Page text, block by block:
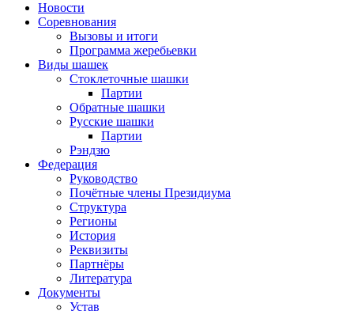
Новости
Соревнования
Вызовы и итоги
Программа жеребьевки
Виды шашек
Стоклеточные шашки
Партии
Обратные шашки
Русские шашки
Партии
Рэндзю
Федерация
Руководство
Почётные члены Президиума
Структура
Регионы
История
Реквизиты
Партнёры
Литература
Документы
Устав